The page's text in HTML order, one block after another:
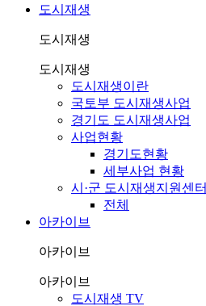
도시재생
도시재생
도시재생
도시재생이란
국토부 도시재생사업
경기도 도시재생사업
사업현황
경기도현황
세부사업 현황
시·군 도시재생지원센터
전체
아카이브
아카이브
아카이브
도시재생 TV